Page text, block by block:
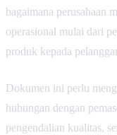
bagaimana perusahaan
operasional mulai dari
produk kepada
Dokumen ini perlu
hubungan dengan
pengendalian kualitas,